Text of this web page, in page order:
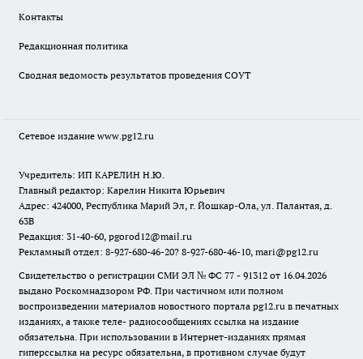
Контакты
Редакционная политика
Сводная ведомость результатов проведения СОУТ
Сетевое издание www.pg12.ru
Учредитель: ИП КАРЕЛИН Н.Ю.
Главный редактор: Карелин Никита Юрьевич
Адрес: 424000, Республика Марий Эл, г. Йошкар-Ола, ул. Палантая, д.
63В
Редакция: 31-40-60, pgorod12@mail.ru
Рекламный отдел: 8-927-680-46-20? 8-927-680-46-10, mari@pg12.ru
Свидетельство о регистрации СМИ ЭЛ № ФС 77 - 91312 от 16.04.2026
выдано Роскомнадзором РФ. При частичном или полном
воспроизведении материалов новостного портала pg12.ru в печатных
изданиях, а также теле- радиосообщениях ссылка на издание
обязательна. При использовании в Интернет-изданиях прямая
гиперссылка на ресурс обязательна, в противном случае будут